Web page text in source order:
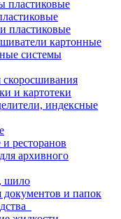
пластиковые
пластиковые
картонные
системы
и картотеки
индексные
ресторанов
архивного
шило
документов и папок